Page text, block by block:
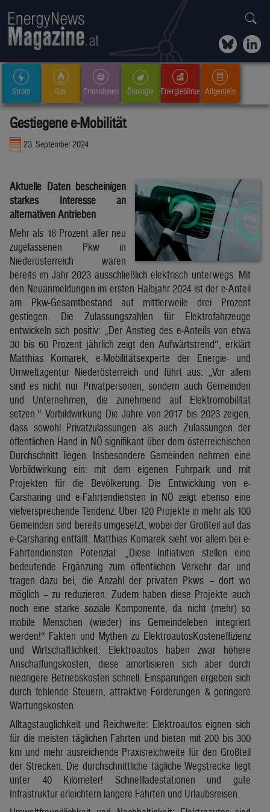
Strom Gas Emissionen Ökologie Energiebörse Allgemein
Gestiegene e-Mobilität
23. September 2024
Aktuelle Daten bescheinigen
starkes Interesse an
alternativen Antrieben
Mehr als 18 Prozent aller neu
zugelassenen Pkw in
Niederösterreich waren
bereits im Jahr 2023 ausschließlich elektrisch unterwegs. Mit
den Neuanmeldungen im ersten Halbjahr 2024 ist der e-Anteil
am Pkw-Gesamtbestand auf mittlerweile drei Prozent
gestiegen. Die Zulassungszahlen für Elektrofahrzeuge
entwickeln sich positiv: „Der Anstieg des e-Anteils von etwa
30 bis 60 Prozent jährlich zeigt den Aufwärtstrend“, erklärt
Matthias Komarek, e-Mobilitätsexperte der Energie- und
Umweltagentur Niederösterreich und führt aus: „Vor allem
sind es nicht nur Privatpersonen, sondern auch Gemeinden
und Unternehmen, die zunehmend auf Elektromobilität
setzen.“ Vorbildwirkung Die Jahre von 2017 bis 2023 zeigen,
dass sowohl Privatzulassungen als auch Zulassungen der
öffentlichen Hand in NÖ signifikant über dem österreichischen
Durchschnitt liegen. Insbesondere Gemeinden nehmen eine
Vorbildwirkung ein: mit dem eigenen Fuhrpark und mit
Projekten für die Bevölkerung. Die Entwicklung von e-
Carsharing und e-Fahrtendiensten in NÖ zeigt ebenso eine
vielversprechende Tendenz. Über 120 Projekte in mehr als 100
Gemeinden sind bereits umgesetzt, wobei der Großteil auf das
e-Carsharing entfällt. Matthias Komarek sieht vor allem bei e-
Fahrtendiensten Potenzial: „Diese Initiativen stellen eine
bedeutende Ergänzung zum öffentlichen Verkehr dar und
tragen dazu bei, die Anzahl der privaten Pkws – dort wo
möglich – zu reduzieren. Zudem haben diese Projekte auch
noch eine starke soziale Komponente, da nicht (mehr) so
mobile Menschen (wieder) ins Gemeindeleben integriert
werden!“ Fakten und Mythen zu ElektroautosKosteneffizienz
und Wirtschaftlichkeit: Elektroautos haben zwar höhere
Anschaffungskosten, diese amortisieren sich aber durch
niedrigere Betriebskosten schnell. Einsparungen ergeben sich
durch fehlende Steuern, attraktive Förderungen & geringere
Wartungskosten.
Alltagstauglichkeit und Reichweite: Elektroautos eignen sich
für die meisten täglichen Fahrten und bieten mit 200 bis 300
km und mehr ausreichende Praxisreichweite für den Großteil
der Strecken. Die durchschnittliche tägliche Wegstrecke liegt
unter 40 Kilometer! Schnellladestationen und gute
Infrastruktur erleichtern längere Fahrten und Urlaubsreisen.